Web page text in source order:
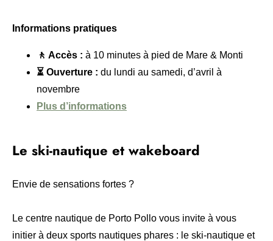
Informations pratiques
🚶 Accès : à 10 minutes à pied de Mare & Monti
⏳ Ouverture : du lundi au samedi, d’avril à
novembre
Plus d’informations
Le ski-nautique et wakeboard
Envie de sensations fortes ?
Le centre nautique de Porto Pollo vous invite à vous
initier à deux sports nautiques phares : le ski-nautique et